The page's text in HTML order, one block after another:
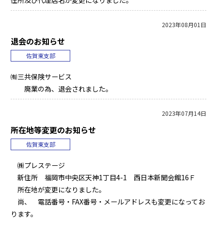
2023年08月01日
退会のお知らせ
佐賀東支部
㈲三共保険サービス
廃業の為、退会されました。
2023年07月14日
所在地等変更のお知らせ
佐賀東支部
㈱プレステージ
新住所 福岡市中央区天神1丁目4-1 西日本新聞会館16Ｆ
所在地が変更になりました。
尚、 電話番号・FAX番号・メールアドレスも変更になってお
ります。